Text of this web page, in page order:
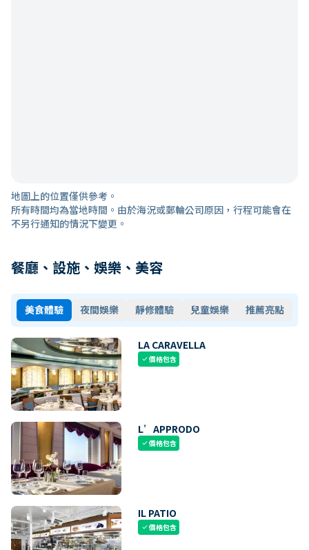
地圖上的位置僅供參考。
所有時間均為當地時間。由於海況或郵輪公司原因，行程可能會在
不另行通知的情況下變更。
餐廳、設施、娛樂、美容
美食體驗 夜間娛樂 靜修體驗 兒童娛樂 推薦亮點
LA CARAVELLA
check價格包含
L’APPRODO
check價格包含
IL PATIO
check價格包含